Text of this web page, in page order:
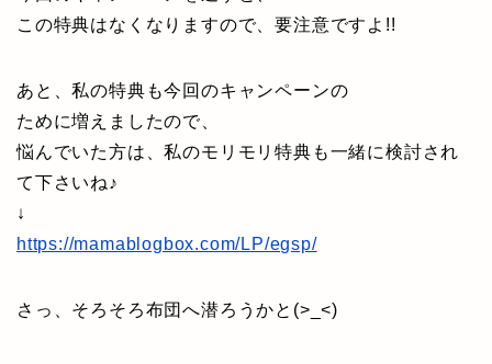
この特典はなくなりますので、要注意ですよ!!
あと、私の特典も今回のキャンペーンの
ために増えましたので、
悩んでいた方は、私のモリモリ特典も一緒に検討され
て下さいね♪
↓
https://mamablogbox.com/LP/egsp/
さっ、そろそろ布団へ潜ろうかと(>_<)